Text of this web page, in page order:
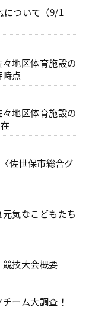
について（9/1
々地区体育施設の
点
々地区体育施設の
佐世保市総合グ
気なこどもたち
技大会概要
ーム大調査！